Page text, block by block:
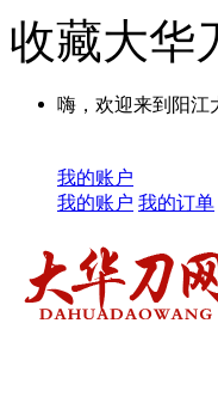
收藏大华
嗨，欢迎来到阳江
我的账户
我的账户 我的订单